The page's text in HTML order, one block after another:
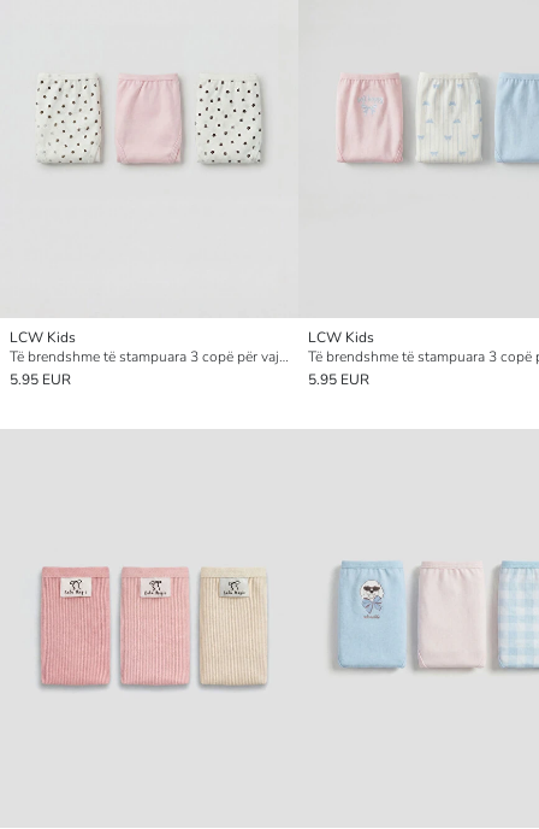
LCW Kids
Të brendshme të stampuara 3 copë për vajza
5.95 EUR
LCW Kids
5.95 EUR